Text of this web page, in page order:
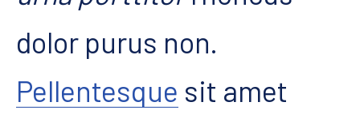
dolor purus non.
Pellentesque sit amet